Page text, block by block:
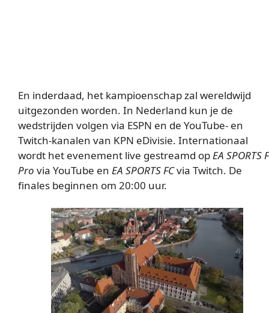
En inderdaad, het kampioenschap zal wereldwijd
uitgezonden worden. In Nederland kun je de
wedstrijden volgen via ESPN en de YouTube- en
Twitch-kanalen van KPN eDivisie. Internationaal
wordt het evenement live gestreamd opEA SPORTS
Pro via YouTube en EA SPORTS FCvia Twitch. De
finales beginnen om 20:00 uur.